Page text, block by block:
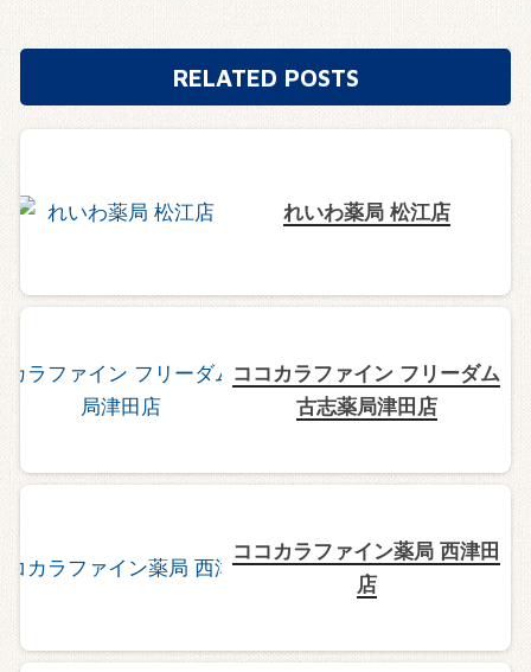
RELATED POSTS
れいわ薬局 松江店
ココカラファイン フリーダム
古志薬局津田店
ココカラファイン薬局 西津田
店